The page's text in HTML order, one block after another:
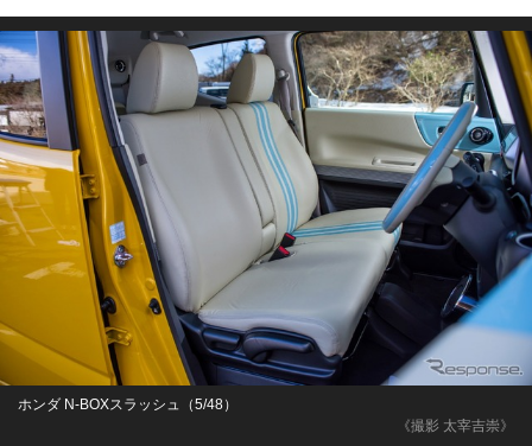
《撮影 太宰吉崇》
ホンダ N-BOXスラッシュ（5/48）